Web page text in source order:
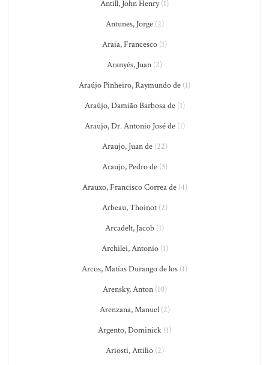
Antill, John Henry(1)
Antunes, Jorge(2)
Araia, Francesco (1)
Aranyés, Juan (2)
Araújo Pinheiro, Raymundo de (1)
Araújo, Damião Barbosa de(1)
Araujo, Dr. Antonio José de(1)
Araujo, Juan de(22)
Araujo, Pedro de(3)
Arauxo, Francisco Correa de(4)
Arbeau, Thoinot(2)
Arcadelt, Jacob (1)
Archilei, Antonio(1)
Arcos, Matías Durango de los (1)
Arensky, Anton(10)
Arenzana, Manuel(2)
Argento, Dominick (1)
Ariosti, Attilio(2)